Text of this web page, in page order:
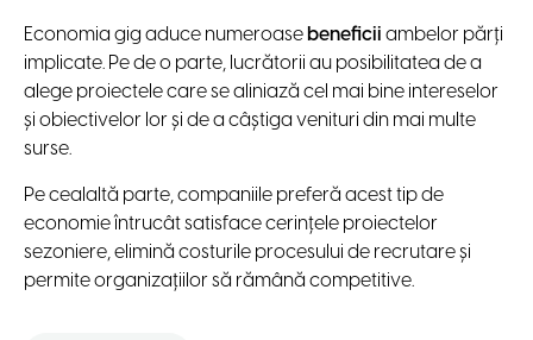
Economia gig aduce numeroase beneficii ambelor părți
implicate. Pe de o parte, lucrătorii au posibilitatea de a
alege proiectele care se aliniază cel mai bine intereselor
și obiectivelor lor și de a câștiga venituri din mai multe
surse.
Pe cealaltă parte, companiile preferă acest tip de
economie întrucât satisface cerințele proiectelor
sezoniere, elimină costurile procesului de recrutare și
permite organizațiilor să rămână competitive.